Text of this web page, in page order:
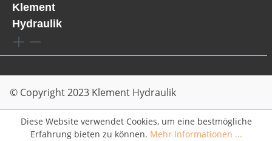
Klement
Hydraulik
© Copyright 2023 Klement Hydraulik
Diese Website verwendet Cookies, um eine bestmögliche
Erfahrung bieten zu können. Mehr Informationen ...